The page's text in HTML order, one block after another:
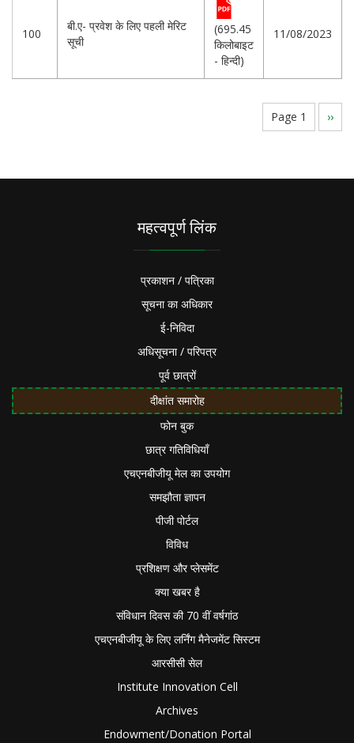
100
बी.ए- प्रवेश के लिए पहली मेरिट
सूची
(695.45
किलोबाइट
- हिन्दी)
11/08/2023
Page 1
Next
page
››
महत्वपूर्ण लिंक
प्रकाशन / पत्रिका
सूचना का अधिकार
ई-निविदा
अधिसूचना / परिपत्र
पूर्व छात्रों
दीक्षांत समारोह
फोन बुक
छात्र गतिविधियाँ
एचएनबीजीयू मेल का उपयोग
समझौता ज्ञापन
पीजी पोर्टल
विविध
प्रशिक्षण और प्लेसमेंट
क्या खबर है
संविधान दिवस की 70 वीं वर्षगांठ
एचएनबीजीयू के लिए लर्निंग मैनेजमेंट सिस्टम
आरसीसी सेल
Institute Innovation Cell
Archives
Endowment/Donation Portal